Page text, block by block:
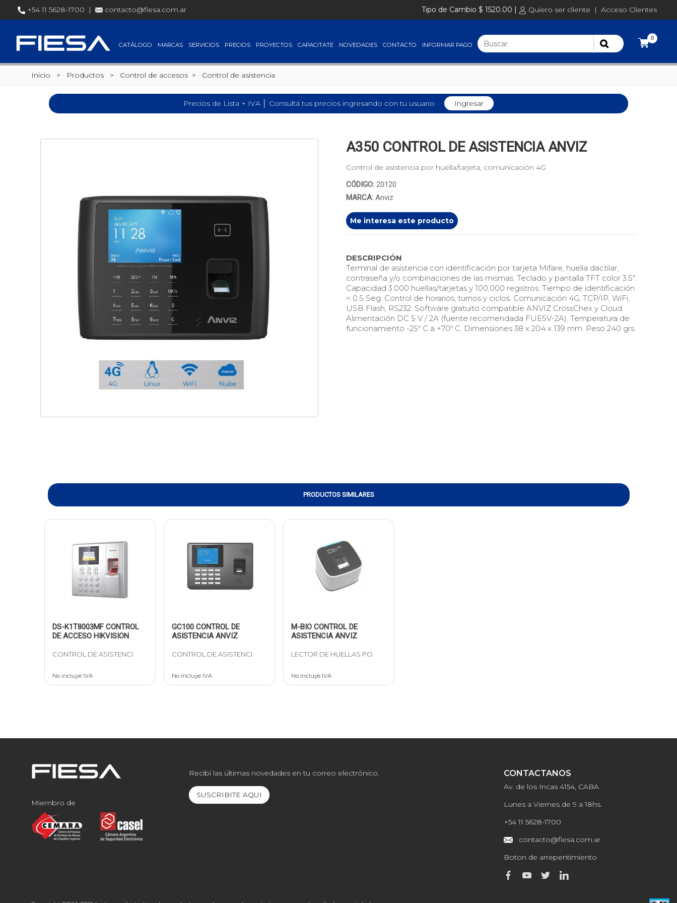
+54 11 5628-1700 | contacto@fiesa.com.ar Tipo de Cambio $ 1520.00 | Quiero ser cliente | Acceso Clientes
0
CATÁLOGO MARCAS SERVICIOS PRECIOS PROYECTOS CAPACITATE NOVEDADES CONTACTO INFORMAR PAGO
Inicio > Productos > Control de accesos > Control de asistencia
Precios de Lista + IVA │ Consultá tus precios ingresando con tu usuario Ingresar
A350 CONTROL DE ASISTENCIA ANVIZ
Control de asistencia por huella/tarjeta, comunicación 4G
CÓDIGO: 20120
MARCA: Anviz
Me interesa este producto
DESCRIPCIÓN
Terminal de asistencia con identificación por tarjeta Mifare, huella dactilar,
contraseña y/o combinaciones de las mismas. Teclado y pantalla TFT color 3.5".
Capacidad 3.000 huellas/tarjetas y 100.000 registros. Tiempo de identificación
< 0.5 Seg. Control de horarios, turnos y ciclos. Comunicación 4G, TCP/IP, WiFi,
USB Flash, RS232. Software gratuito compatible ANVIZ CrossChex y Cloud.
Alimentación DC 5 V / 2A (fuente recomendada FUE5V-2A). Temperatura de
funcionamiento -25º C a +70º C. Dimensiones 38 x 204 x 139 mm. Peso 240 grs.
PRODUCTOS SIMILARES
DS-K1T8003MF CONTROL
DE ACCESO HIKVISION
CONTROL DE ASISTENCI
No incluye IVA
GC100 CONTROL DE
ASISTENCIA ANVIZ
CONTROL DE ASISTENCI
No incluye IVA
M-BIO CONTROL DE
ASISTENCIA ANVIZ
LECTOR DE HUELLAS PO
No incluye IVA
Miembro de
Recibí las últimas novedades en tu correo electrónico.
SUSCRIBITE AQUI
CONTACTANOS
Av. de los Incas 4154, CABA
Lunes a Viernes de 9 a 18hs.
+54 11 5628-1700
contacto@fiesa.com.ar
Boton de arrepentimiento